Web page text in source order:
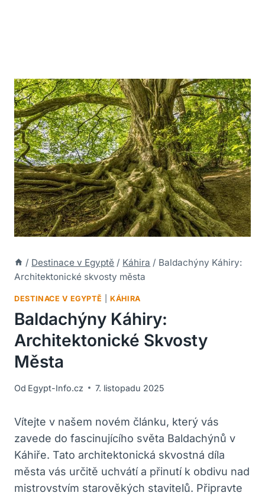
/ Destinace v Egyptě / Káhira / Baldachýny Káhiry:
Architektonické skvosty města
DESTINACE V EGYPTĚ |KÁHIRA
Baldachýny Káhiry:
Architektonické Skvosty
Města
Od Egypt-Info.cz 7. listopadu 2025
Vítejte v našem novém článku, který vás
zavede do fascinujícího světa Baldachýnů v
Káhiře. Tato architektonická skvostná díla
města vás určitě uchvátí a přinutí k obdivu nad
mistrovstvím starověkých stavitelů. Připravte